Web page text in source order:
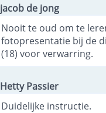
jacob de jong
Nooit te oud om te
fotopresentatie bij de
(18) voor verwarring.
Hetty Passier
Duidelijke instructie.